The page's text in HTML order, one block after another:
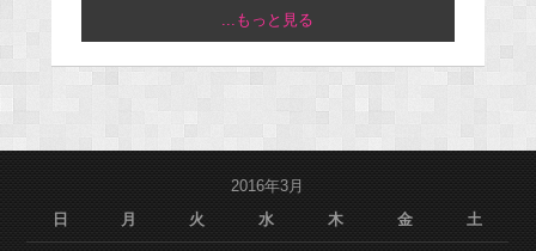
...もっと見る
2016年3月
日
月 火 水 木 金 土